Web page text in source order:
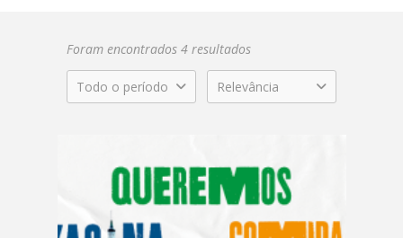
Foram encontrados 4 resultados
Todo o período Relevância